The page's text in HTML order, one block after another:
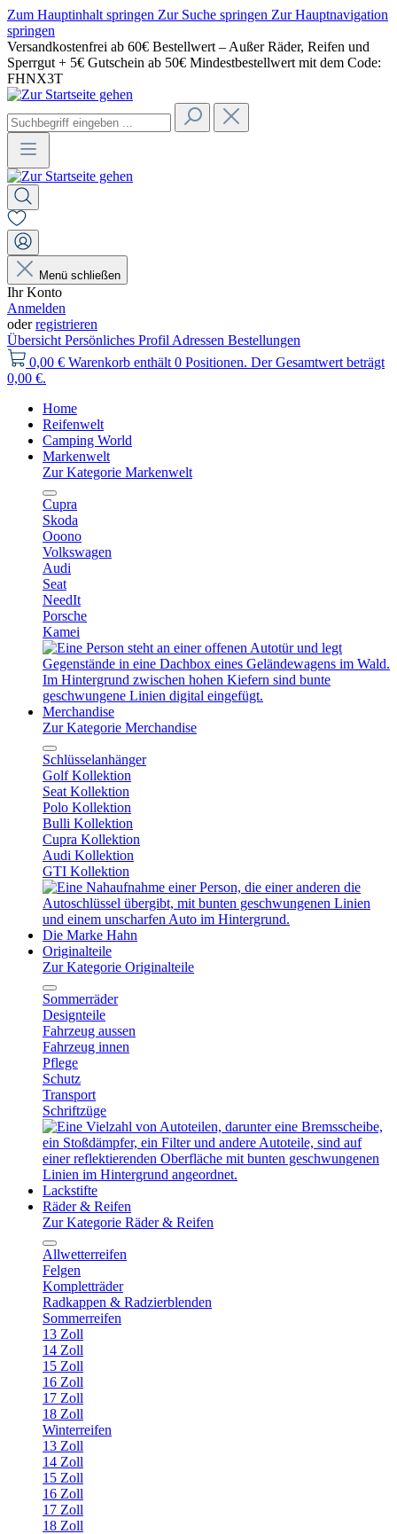
Zum Hauptinhalt springen Zur Suche springen Zur Hauptnavigation
springen
Versandkostenfrei ab 60€ Bestellwert – Außer Räder, Reifen und
Sperrgut + 5€ Gutschein ab 50€ Mindestbestellwert mit dem Code:
FHNX3T
Menü schließen
Ihr Konto
Anmelden
oderregistrieren
Übersicht Persönliches Profil Adressen Bestellungen
0,00 € Warenkorb enthält 0 Positionen. Der Gesamtwert beträgt
0,00 €.
Home
Reifenwelt
Camping World
Markenwelt
Zur Kategorie Markenwelt
Cupra
Skoda
Ooono
Volkswagen
Audi
Seat
NeedIt
Porsche
Kamei
Merchandise
Zur Kategorie Merchandise
Schlüsselanhänger
Golf Kollektion
Seat Kollektion
Polo Kollektion
Bulli Kollektion
Cupra Kollektion
Audi Kollektion
GTI Kollektion
Die Marke Hahn
Originalteile
Zur Kategorie Originalteile
Sommerräder
Designteile
Fahrzeug aussen
Fahrzeug innen
Pflege
Schutz
Transport
Schriftzüge
Lackstifte
Räder & Reifen
Zur Kategorie Räder & Reifen
Allwetterreifen
Felgen
Kompletträder
Radkappen & Radzierblenden
Sommerreifen
13 Zoll
14 Zoll
15 Zoll
16 Zoll
17 Zoll
18 Zoll
Winterreifen
13 Zoll
14 Zoll
15 Zoll
16 Zoll
17 Zoll
18 Zoll